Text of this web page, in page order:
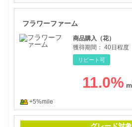
フラワーファーム
商品購入（花）
獲得期間： 40日程度
リピート可
11.0%
+5%mile